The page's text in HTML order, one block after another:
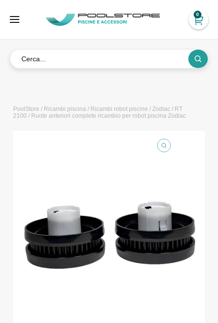
0
PoolStore / Ricambi piscina/ Ricambi robot piscine / Zodiac/ RT
2100 / Ruote anteriori complete ricambio per robot piscina Zodiac